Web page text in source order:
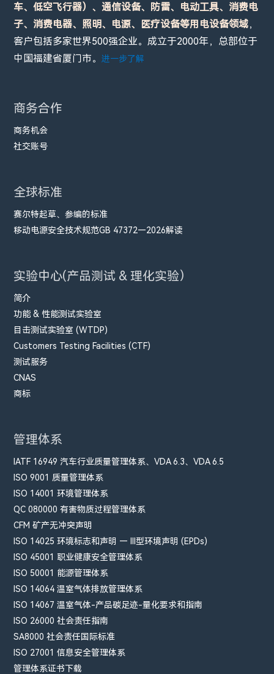
车、低空飞行器）、通信设备、防雷、电动工具、消费电
子、消费电器、照明、电源、医疗设备等用电设备领域，
客户包括多家世界500强企业。成立于2000年，总部位于
中国福建省厦门市。进一步了解
商务合作
商务机会
社交账号
全球标准
赛尔特起草、参编的标准
移动电源安全技术规范GB 47372—2026解读
实验中心(产品测试 & 理化实验）
简介
功能 & 性能测试实验室
目击测试实验室 (WTDP)
Customers Testing Facilities (CTF)
测试服务
CNAS
商标
管理体系
IATF 16949 汽车行业质量管理体系、VDA 6.3、VDA 6.5
ISO 9001 质量管理体系
ISO 14001 环境管理体系
QC 080000 有害物质过程管理体系
CFM​ 矿产无冲突声明
ISO 14025 环境标志和声明 — III型环境声明 (EPDs)
ISO 45001 职业健康安全管理体系
ISO 50001 能源管理体系
ISO 14064 温室气体排放管理体系
ISO 14067 温室气体-产品碳足迹-量化要求和指南
ISO 26000 社会责任指南
SA8000 社会责任国际标准
ISO 27001 信息安全管理体系
管理体系证书下载